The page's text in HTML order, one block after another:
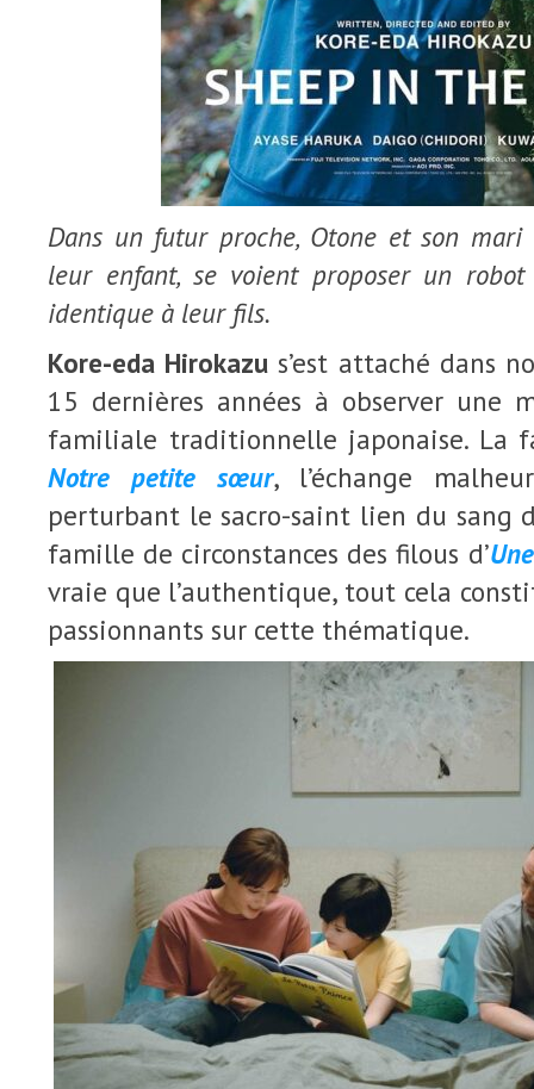
Dans un futur proche, Otone et son mari
leur enfant, se voient proposer un
identique à leur fils.
Kore-eda Hirokazu s’est attaché dans
15 dernières années à observer une
familiale traditionnelle japonaise. La
Notre petite sœur, l’échange
perturbant le sacro-saint lien du sang
famille de circonstances des filous d’
vraie que l’authentique, tout cela
passionnants sur cette thématique.